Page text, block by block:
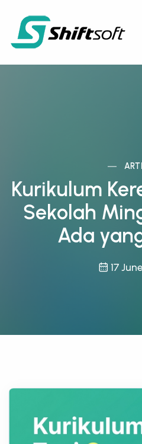
Kurikulum
Sekolah
Ada
17